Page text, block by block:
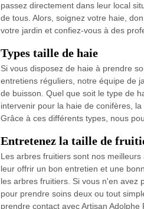
passez directement dans leur local
de tous. Alors, soignez votre haie,
votre jardin et confiez-vous à des
Types taille de haie
Si vous disposez de haie à prendre
entretiens réguliers, notre équipe de
de buisson. Quel que soit le type de
intervenir pour la haie de conifères,
Grâce à ces différents types, nous
Entretenez la taille de
Les arbres fruitiers sont nos
leur offrir un bon entretien et une
les arbres fruitiers. Si vous n'en avez
pour prendre soins deux ou tout
prendre contact avec Artisan